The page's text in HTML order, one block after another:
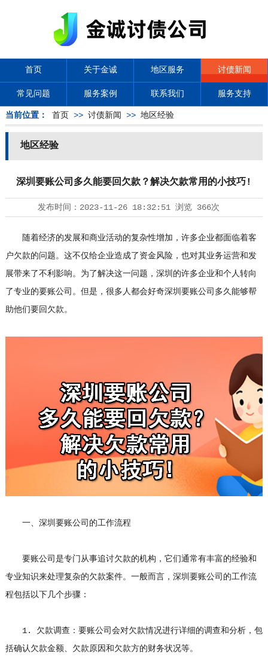
首页 关于金诚 地区服务 讨债新闻
常见问题 服务案例 联系我们 服务支持
当前位置： 首页 >> 讨债新闻 >> 地区经验
地区经验
深圳要账公司多久能要回欠款？解决欠款常用的小技巧!
发布时间： 2023-11-26 18:32:51浏览 366次
随着经济的发展和商业活动的复杂性增加，许多企业都面临着客
户欠款的问题。这不仅给企业造成了资金风险，也对其业务运营和发
展带来了不利影响。为了解决这一问题，深圳的许多企业和个人转向
了专业的要账公司。但是，很多人都会好奇深圳要账公司多久能够帮
助他们要回欠款。
一、深圳要账公司的工作流程
要账公司是专门从事追讨欠款的机构，它们通常有丰富的经验和
专业知识来处理复杂的欠款案件。一般而言，深圳要账公司的工作流
程包括以下几个步骤：
1. 欠款调查：要账公司会对欠款情况进行详细的调查和分析，包
括确认欠款金额、欠款原因和欠款方的财务状况等。